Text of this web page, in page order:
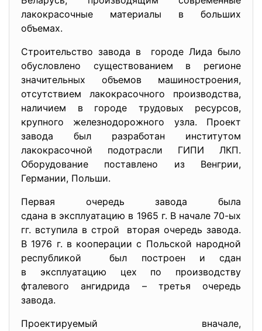
лакокрасочные материалы в больших
объемах.
Строительство завода в городе Лида было
обусловлено существованием в регионе
значительных объемов машиностроения,
отсутствием лакокрасочного производства,
наличием в городе трудовых ресурсов,
крупного железнодорожного узла. Проект
завода был разработан институтом
лакокрасочной подотрасли ГИПИ ЛКП.
Оборудование поставлено из Венгрии,
Германии, Польши.
Первая очередь завода была
сдана в эксплуатацию в 1965 г. В начале 70-ых
гг. вступила в строй вторая очередь завода.
В 1976 г. в кооперации с Польской народной
республикой был построен и сдан
в эксплуатацию цех по производству
фталевого ангидрида – третья очередь
завода.
Проектируемый вначале,